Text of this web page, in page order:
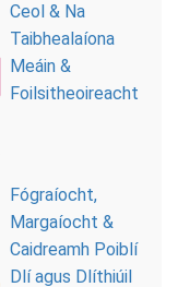
Ceol & Na
Taibhealaíona
Meáin &
Foilsitheoireacht
Fógraíocht,
Margaíocht &
Caidreamh Poiblí
Dlí agus Dlíthiúil